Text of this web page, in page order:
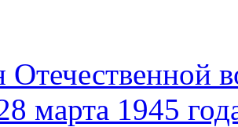
Отечественной
марта 1945